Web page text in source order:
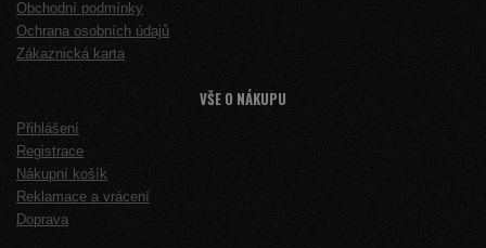
Obchodní podmínky
Ochrana osobních údajů
Zákaznická karta
VŠE O NÁKUPU
Přihlášení
Registrace
Nákupní košík
Reklamace a vrácení
Doprava